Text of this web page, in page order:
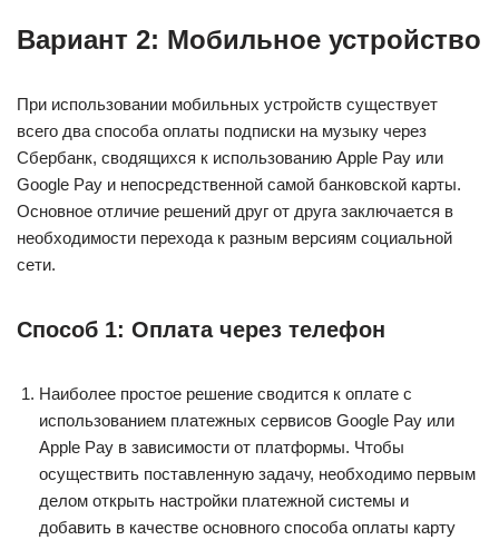
Вариант 2: Мобильное устройство
При использовании мобильных устройств существует
всего два способа оплаты подписки на музыку через
Сбербанк, сводящихся к использованию Apple Pay или
Google Pay и непосредственной самой банковской карты.
Основное отличие решений друг от друга заключается в
необходимости перехода к разным версиям социальной
сети.
Способ 1: Оплата через телефон
Наиболее простое решение сводится к оплате с
использованием платежных сервисов Google Pay или
Apple Pay в зависимости от платформы. Чтобы
осуществить поставленную задачу, необходимо первым
делом открыть настройки платежной системы и
добавить в качестве основного способа оплаты карту